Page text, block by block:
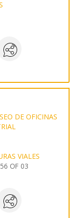
DE OFICINAS
VIALES
OF 03